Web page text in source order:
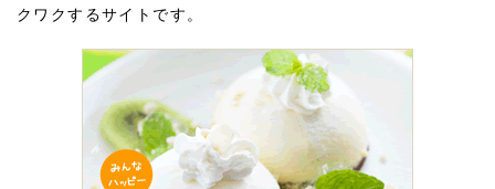
クワクするサイトです。